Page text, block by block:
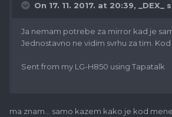
On 17. 11. 2017. at 20:39, _DEX_
Ja nemam potrebe za mirror kad je
Jednostavno ne vidim svrhu za tim.
Sent from my LG-H850 using Tapatalk
ma znam... samo kazem kako je kod